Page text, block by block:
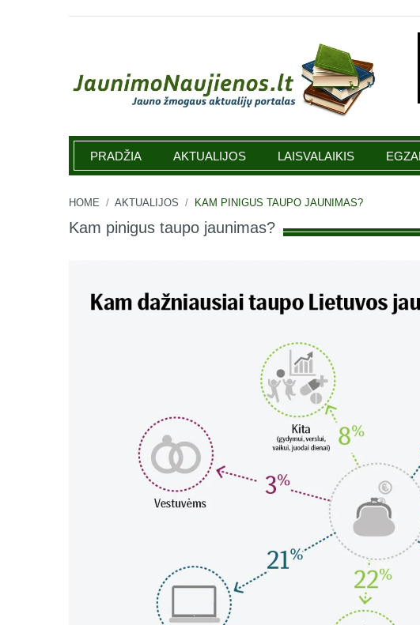
Jaunimonaujienos.lt
PRADŽIA AKTUALIJOS LAISVALAIKIS
HOME / AKTUALIJOS / KAM PINIGUS TAUPO JAUNIMAS?
Kam pinigus taupo jaunimas?